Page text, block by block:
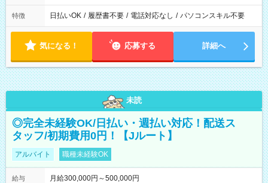
特徴 日払いOK / 履歴書不要 / 電話対応なし / パソコンスキル不要
気になる！ 応募する 詳細へ
未読
◎完全未経験OK/日払い・週払い対応！配送ス
タッフ/初期費用0円！【Jルート】
アルバイト 職種未経験OK
給与
月給300,000円～500,000円